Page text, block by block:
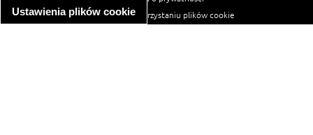
Ustawienia plików cookieinformacja o wykorzystaniu plików cookie